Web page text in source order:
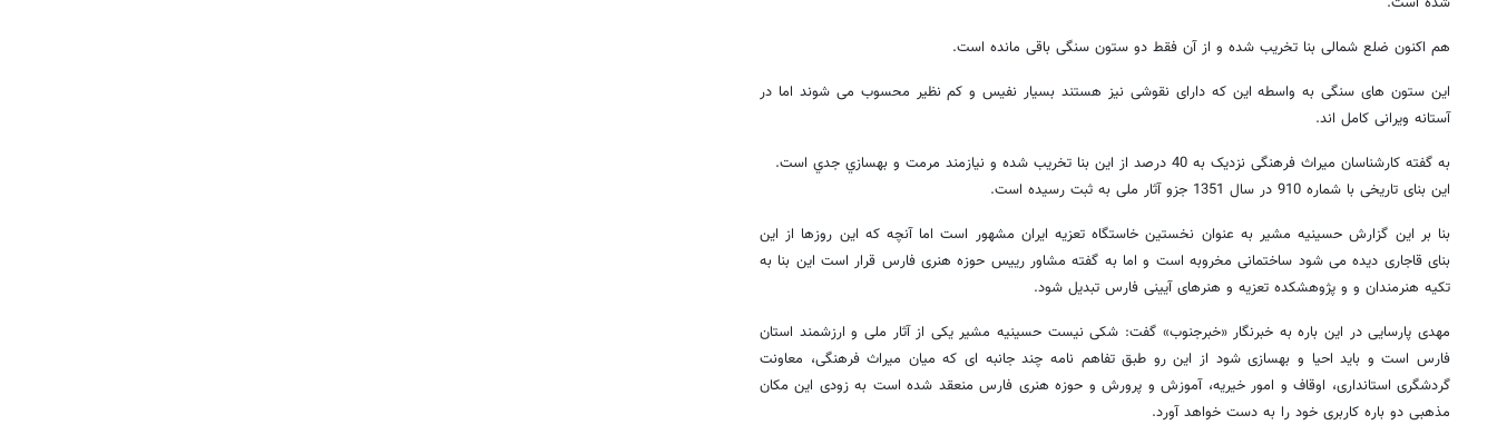
هم اکنون ضلع شمالی بنا تخریب شده و از آن فقط دو ستون سنگی باقی مانده است.
این ستون های سنگی به واسطه این که دارای نقوشی نیز هستند بسیار نفیس و کم نظیر محسوب می شوند اما در
آستانه ویرانی کامل اند.
به گفته کارشناسان میراث فرهنگی نزدیک به 40 درصد از اين بنا تخريب شده و نيازمند مرمت و بهسازي جدي است.
این بنای تاریخی با شماره 910 در سال 1351 جزو آثار ملی به ثبت رسیده است.
بنا بر این گزارش حسینیه مشیر به عنوان نخستین خاستگاه تعزیه ایران مشهور است اما آنچه که این روزها از این
بنای قاجاری دیده می شود ساختمانی مخروبه است و اما به گفته مشاور رییس حوزه هنری فارس قرار است این بنا به
تکیه هنرمندان و و پژوهشکده تعزیه و هنرهای آیینی فارس تبدیل شود.
مهدی پارسایی در این باره به خبرنگار «خبرجنوب» گفت: شکی نیست حسینیه مشیر یکی از آثار ملی و ارزشمند استان
فارس است و باید احیا و بهسازی شود از این رو طبق تفاهم نامه چند جانبه ای که میان میراث فرهنگی، معاونت
گردشگری استانداری، اوقاف و امور خیریه، آموزش و پرورش و حوزه هنری فارس منعقد شده است به زودی این مکان
مذهبی دو باره کاربری خود را به دست خواهد آورد.